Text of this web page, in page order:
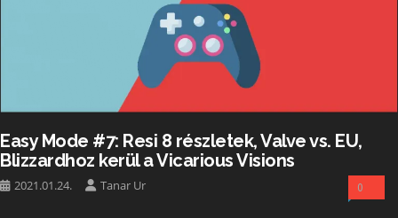
Easy Mode #7: Resi 8 részletek, Valve vs. EU,
Blizzardhoz kerül a Vicarious Visions
2021.01.24. Tanar Ur 0